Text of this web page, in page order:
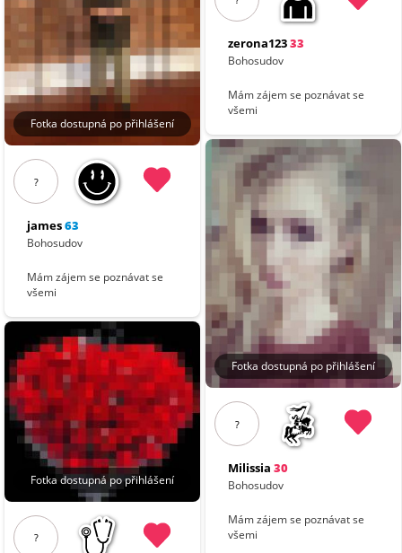
Fotka dostupná po přihlášení
?
james63
Bohosudov
Mám zájem se poznávat se
všemi
Fotka dostupná po přihlášení
?
zerona12333
Bohosudov
Mám zájem se poznávat se
všemi
Fotka dostupná po přihlášení
?
Milissia 30
Bohosudov
Mám zájem se poznávat se
všemi